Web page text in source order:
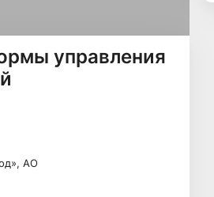
управления
АО